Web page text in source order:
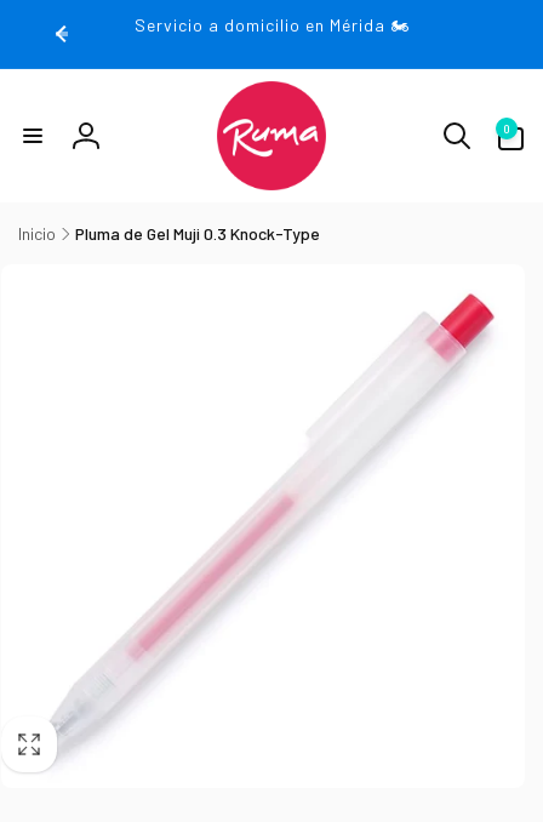
Servicio a domicilio en Mérida 🏍️
Iniciar
0
artículos
Inicio Pluma de Gel Muji 0.3 Knock-Type